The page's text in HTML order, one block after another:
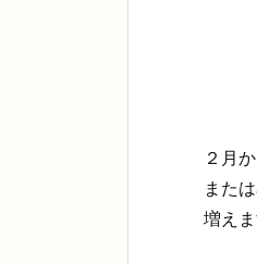
２月
また
増え